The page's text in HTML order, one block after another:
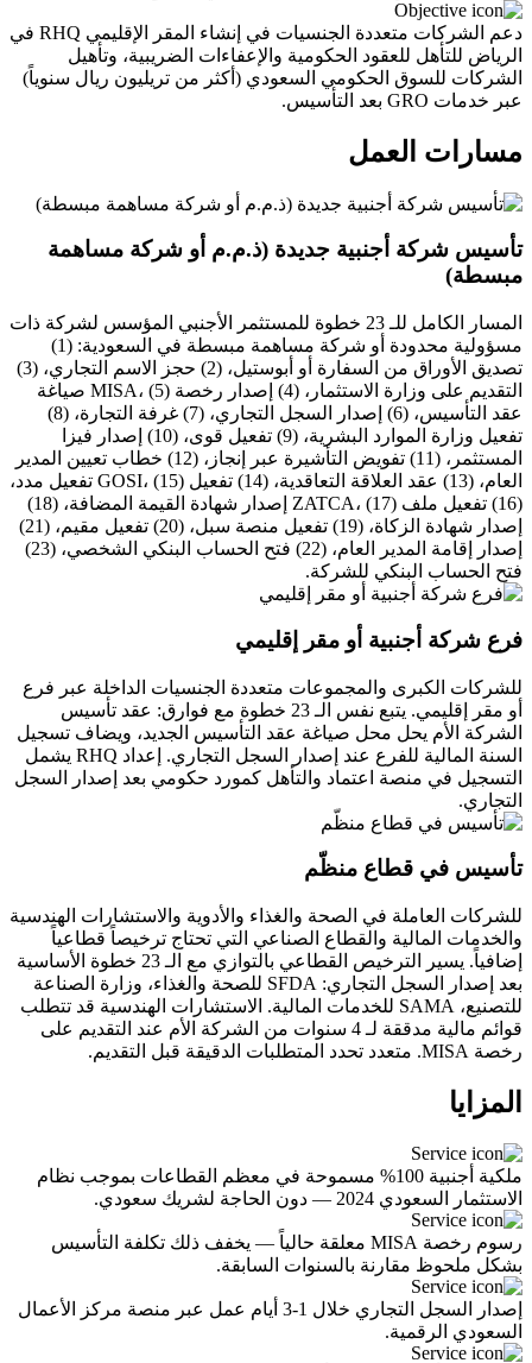
دعم الشركات متعددة الجنسيات في إنشاء المقر الإقليمي RHQ في
الرياض للتأهل للعقود الحكومية والإعفاءات الضريبية، وتأهيل
الشركات للسوق الحكومي السعودي (أكثر من تريليون ريال سنوياً)
عبر خدمات GRO بعد التأسيس.
مسارات العمل
تأسيس شركة أجنبية جديدة (ذ.م.م أو شركة مساهمة
مبسطة)
المسار الكامل للـ 23 خطوة للمستثمر الأجنبي المؤسس لشركة ذات
مسؤولية محدودة أو شركة مساهمة مبسطة في السعودية: (1)
تصديق الأوراق من السفارة أو أبوستيل، (2) حجز الاسم التجاري، (3)
التقديم على وزارة الاستثمار، (4) إصدار رخصة MISA، (5) صياغة
عقد التأسيس، (6) إصدار السجل التجاري، (7) غرفة التجارة، (8)
تفعيل وزارة الموارد البشرية، (9) تفعيل قوى، (10) إصدار فيزا
المستثمر، (11) تفويض التأشيرة عبر إنجاز، (12) خطاب تعيين المدير
العام، (13) عقد العلاقة التعاقدية، (14) تفعيل GOSI، (15) تفعيل مدد،
(16) تفعيل ملف ZATCA، (17) إصدار شهادة القيمة المضافة، (18)
إصدار شهادة الزكاة، (19) تفعيل منصة سبل، (20) تفعيل مقيم، (21)
إصدار إقامة المدير العام، (22) فتح الحساب البنكي الشخصي، (23)
فتح الحساب البنكي للشركة.
فرع شركة أجنبية أو مقر إقليمي
للشركات الكبرى والمجموعات متعددة الجنسيات الداخلة عبر فرع
أو مقر إقليمي. يتبع نفس الـ 23 خطوة مع فوارق: عقد تأسيس
الشركة الأم يحل محل صياغة عقد التأسيس الجديد، ويضاف تسجيل
السنة المالية للفرع عند إصدار السجل التجاري. إعداد RHQ يشمل
التسجيل في منصة اعتماد والتأهل كمورد حكومي بعد إصدار السجل
التجاري.
تأسيس في قطاع منظّم
للشركات العاملة في الصحة والغذاء والأدوية والاستشارات الهندسية
والخدمات المالية والقطاع الصناعي التي تحتاج ترخيصاً قطاعياً
إضافياً. يسير الترخيص القطاعي بالتوازي مع الـ 23 خطوة الأساسية
بعد إصدار السجل التجاري: SFDA للصحة والغذاء، وزارة الصناعة
للتصنيع، SAMA للخدمات المالية. الاستشارات الهندسية قد تتطلب
قوائم مالية مدققة لـ 4 سنوات من الشركة الأم عند التقديم على
رخصة MISA. متعدد تحدد المتطلبات الدقيقة قبل التقديم.
المزايا
ملكية أجنبية 100% مسموحة في معظم القطاعات بموجب نظام
الاستثمار السعودي 2024 — دون الحاجة لشريك سعودي.
رسوم رخصة MISA معلقة حالياً — يخفف ذلك تكلفة التأسيس
بشكل ملحوظ مقارنة بالسنوات السابقة.
إصدار السجل التجاري خلال 1-3 أيام عمل عبر منصة مركز الأعمال
السعودي الرقمية.